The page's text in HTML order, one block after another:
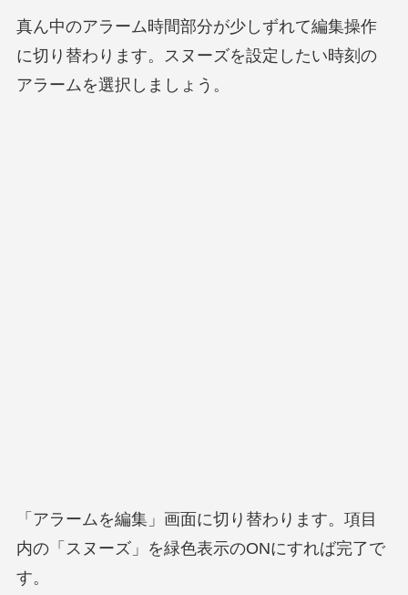
真ん中のアラーム時間部分が少しずれて編集操作
に切り替わります。スヌーズを設定したい時刻の
アラームを選択しましょう。
「アラームを編集」画面に切り替わります。項目
内の「スヌーズ」を緑色表示のONにすれば完了で
す。